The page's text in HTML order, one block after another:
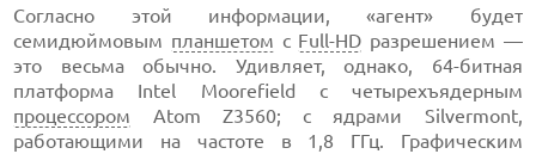
Согласно этой информации, «агент» будет
семидюймовым планшетом с Full-HD разрешением —
это весьма обычно. Удивляет, однако, 64-битная
платформа Intel Moorefield с четырехъядерным
процессором Atom Z3560; с ядрами Silvermont,
работающими на частоте в 1,8 ГГц. Графическим